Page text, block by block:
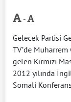
-
Gelecek Partisi
TV’de Muharrem
gelen Kırmızı
2012 yılında
Somali